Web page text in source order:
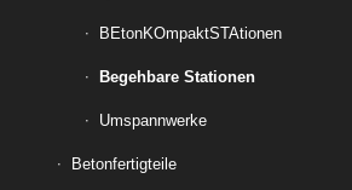
BEtonKOmpaktSTAtionen
Begehbare Stationen
Umspannwerke
Betonfertigteile